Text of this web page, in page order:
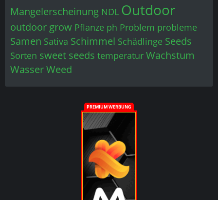
Mangelerscheinung NDL Outdoor
outdoor grow Pflanze ph Problem probleme
Samen Sativa Schimmel Schädlinge Seeds
Sorten sweet seeds temperatur Wachstum
WasserWeed
PREMIUM WERBUNG